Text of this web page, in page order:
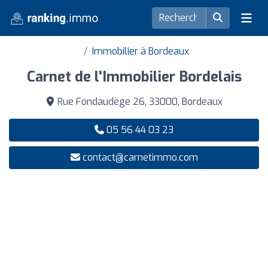
Immobilier à Bordeaux
Carnet de l'Immobilier Bordelais
Rue Fondaudège 26, 33000, Bordeaux
05 56 44 03 23
contact@carnetimmo.com